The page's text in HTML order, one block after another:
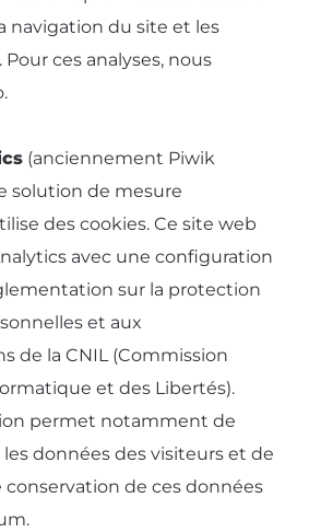
navigation du site et les
ces analyses, nous
(anciennement Piwik
solution de mesure
des cookies. Ce site web
avec une configuration
sur la protection
et aux
de la CNIL (Commission
et des Libertés).
permet notamment de
données des visiteurs et de
conservation de ces données